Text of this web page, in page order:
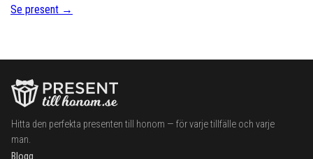
Se present →
Hitta den perfekta presenten till honom — för varje tillfälle och varje
man.
Blogg